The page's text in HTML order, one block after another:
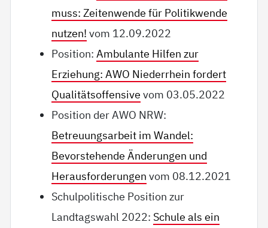
muss: Zeitenwende für Politikwende
nutzen! vom 12.09.2022
Position:Ambulante Hilfen zur
Erziehung: AWO Niederrhein fordert
Qualitätsoffensive vom 03.05.2022
Position der AWO NRW:
Betreuungsarbeit im Wandel:
Bevorstehende Änderungen und
Herausforderungen vom 08.12.2021
Schulpolitische Position zur
Landtagswahl 2022: Schule als ein